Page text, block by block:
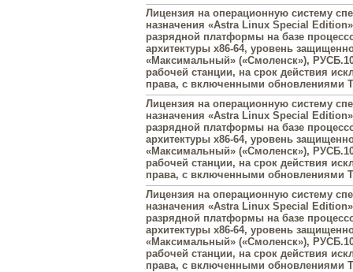
Лицензия на операционную систему
назначения «Astra Linux Special
разрядной платформы на базе
архитектуры х86-64, уровень
«Максимальный» («Смоленск»),
рабочей станции, на срок действия
права, с включенными обновлениями
Лицензия на операционную систему
назначения «Astra Linux Special
разрядной платформы на базе
архитектуры х86-64, уровень
«Максимальный» («Смоленск»),
рабочей станции, на срок действия
права, с включенными обновлениями
Лицензия на операционную систему
назначения «Astra Linux Special
разрядной платформы на базе
архитектуры х86-64, уровень
«Максимальный» («Смоленск»),
рабочей станции, на срок действия
права, с включенными обновлениями